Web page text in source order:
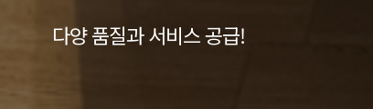
다양 품질과 서비스 공급!